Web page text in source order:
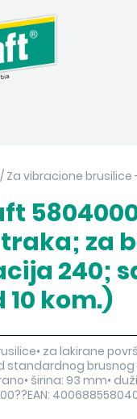
/ Za vibracione brusilice
za
240;
10 kom.)
za lakirane
standardnog brusnog
širina: 93 mm•